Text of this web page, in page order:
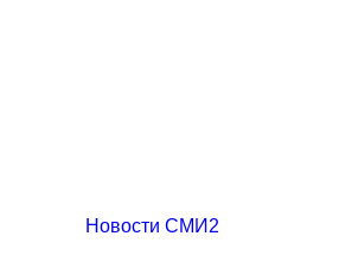
Новости СМИ2